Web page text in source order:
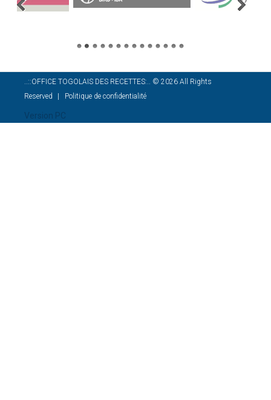
..::OFFICE TOGOLAIS DES RECETTES:.. © 2026 All Rights
Reserved
Politique de confidentialité
Version PC